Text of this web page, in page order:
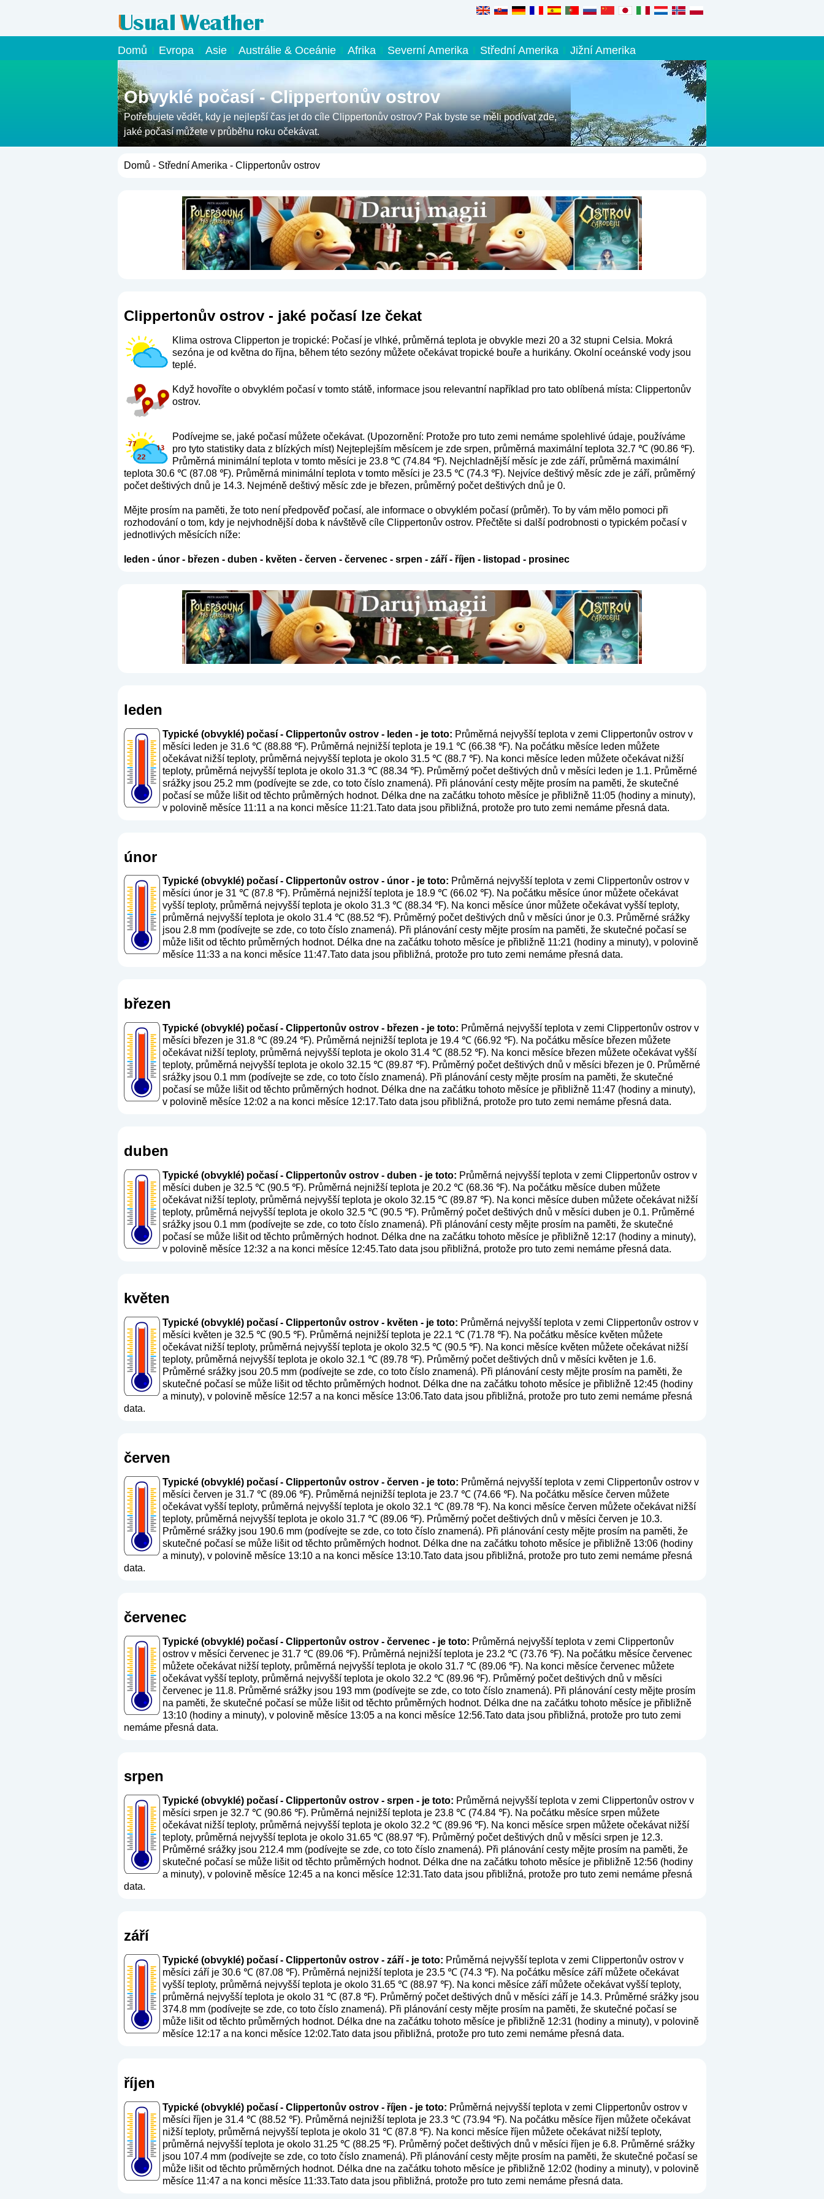
Domů Evropa Asie Austrálie & Oceánie Afrika Severní Amerika Střední Amerika Jižní Amerika
Obvyklé počasí - Clippertonův ostrov
Potřebujete vědět, kdy je nejlepší čas jet do cíle Clippertonův ostrov? Pak byste se měli podívat zde,
jaké počasí můžete v průběhu roku očekávat.
Domů - Střední Amerika - Clippertonův ostrov
Clippertonův ostrov - jaké počasí lze čekat
Klima ostrova Clipperton je tropické: Počasí je vlhké, průměrná teplota je obvykle mezi 20 a 32 stupni Celsia. Mokrá
sezóna je od května do října, během této sezóny můžete očekávat tropické bouře a hurikány. Okolní oceánské vody jsou
teplé.
Když hovoříte o obvyklém počasí v tomto státě, informace jsou relevantní například pro tato oblíbená místa: Clippertonův
ostrov.
Podívejme se, jaké počasí můžete očekávat. (Upozornění: Protože pro tuto zemi nemáme spolehlivé údaje, používáme
pro tyto statistiky data z blízkých míst) Nejteplejším měsícem je zde srpen, průměrná maximální teplota 32.7 ℃ (90.86 ℉).
Průměrná minimální teplota v tomto měsíci je 23.8 ℃ (74.84 ℉). Nejchladnější měsíc je zde září, průměrná maximální
teplota 30.6 ℃ (87.08 ℉). Průměrná minimální teplota v tomto měsíci je 23.5 ℃ (74.3 ℉). Nejvíce deštivý měsíc zde je září, průměrný
počet deštivých dnů je 14.3. Nejméně deštivý měsíc zde je březen, průměrný počet deštivých dnů je 0.
Mějte prosím na paměti, že toto není předpověď počasí, ale informace o obvyklém počasí (průměr). To by vám mělo pomoci při
rozhodování o tom, kdy je nejvhodnější doba k návštěvě cíle Clippertonův ostrov. Přečtěte si další podrobnosti o typickém počasí v
jednotlivých měsících níže:
leden - únor- březen - duben - květen - červen - červenec- srpen - září- říjen - listopad - prosinec
leden
Typické (obvyklé) počasí - Clippertonův ostrov - leden - je toto: Průměrná nejvyšší teplota v zemi Clippertonův ostrov v
měsíci leden je 31.6 ℃ (88.88 ℉). Průměrná nejnižší teplota je 19.1 ℃ (66.38 ℉). Na počátku měsíce leden můžete
očekávat nižší teploty, průměrná nejvyšší teplota je okolo 31.5 ℃ (88.7 ℉). Na konci měsíce leden můžete očekávat nižší
teploty, průměrná nejvyšší teplota je okolo 31.3 ℃ (88.34 ℉). Průměrný počet deštivých dnů v měsíci leden je 1.1. Průměrné
srážky jsou 25.2 mm (podívejte se zde, co toto číslo znamená). Při plánování cesty mějte prosím na paměti, že skutečné
počasí se může lišit od těchto průměrných hodnot. Délka dne na začátku tohoto měsíce je přibližně 11:05 (hodiny a minuty),
v polovině měsíce 11:11 a na konci měsíce 11:21.Tato data jsou přibližná, protože pro tuto zemi nemáme přesná data.
únor
Typické (obvyklé) počasí - Clippertonův ostrov - únor - je toto: Průměrná nejvyšší teplota v zemi Clippertonův ostrov v
měsíci únor je 31 ℃ (87.8 ℉). Průměrná nejnižší teplota je 18.9 ℃ (66.02 ℉). Na počátku měsíce únor můžete očekávat
vyšší teploty, průměrná nejvyšší teplota je okolo 31.3 ℃ (88.34 ℉). Na konci měsíce únor můžete očekávat vyšší teploty,
průměrná nejvyšší teplota je okolo 31.4 ℃ (88.52 ℉). Průměrný počet deštivých dnů v měsíci únor je 0.3. Průměrné srážky
jsou 2.8 mm (podívejte se zde, co toto číslo znamená). Při plánování cesty mějte prosím na paměti, že skutečné počasí se
může lišit od těchto průměrných hodnot. Délka dne na začátku tohoto měsíce je přibližně 11:21 (hodiny a minuty), v polovině
měsíce 11:33 a na konci měsíce 11:47.Tato data jsou přibližná, protože pro tuto zemi nemáme přesná data.
březen
Typické (obvyklé) počasí - Clippertonův ostrov - březen - je toto: Průměrná nejvyšší teplota v zemi Clippertonův ostrov v
měsíci březen je 31.8 ℃ (89.24 ℉). Průměrná nejnižší teplota je 19.4 ℃ (66.92 ℉). Na počátku měsíce březen můžete
očekávat nižší teploty, průměrná nejvyšší teplota je okolo 31.4 ℃ (88.52 ℉). Na konci měsíce březen můžete očekávat vyšší
teploty, průměrná nejvyšší teplota je okolo 32.15 ℃ (89.87 ℉). Průměrný počet deštivých dnů v měsíci březen je 0. Průměrné
srážky jsou 0.1 mm (podívejte se zde, co toto číslo znamená). Při plánování cesty mějte prosím na paměti, že skutečné
počasí se může lišit od těchto průměrných hodnot. Délka dne na začátku tohoto měsíce je přibližně 11:47 (hodiny a minuty),
v polovině měsíce 12:02 a na konci měsíce 12:17.Tato data jsou přibližná, protože pro tuto zemi nemáme přesná data.
duben
Typické (obvyklé) počasí - Clippertonův ostrov - duben - je toto: Průměrná nejvyšší teplota v zemi Clippertonův ostrov v
měsíci duben je 32.5 ℃ (90.5 ℉). Průměrná nejnižší teplota je 20.2 ℃ (68.36 ℉). Na počátku měsíce duben můžete
očekávat nižší teploty, průměrná nejvyšší teplota je okolo 32.15 ℃ (89.87 ℉). Na konci měsíce duben můžete očekávat nižší
teploty, průměrná nejvyšší teplota je okolo 32.5 ℃ (90.5 ℉). Průměrný počet deštivých dnů v měsíci duben je 0.1. Průměrné
srážky jsou 0.1 mm (podívejte se zde, co toto číslo znamená). Při plánování cesty mějte prosím na paměti, že skutečné
počasí se může lišit od těchto průměrných hodnot. Délka dne na začátku tohoto měsíce je přibližně 12:17 (hodiny a minuty),
v polovině měsíce 12:32 a na konci měsíce 12:45.Tato data jsou přibližná, protože pro tuto zemi nemáme přesná data.
květen
Typické (obvyklé) počasí - Clippertonův ostrov - květen - je toto: Průměrná nejvyšší teplota v zemi Clippertonův ostrov v
měsíci květen je 32.5 ℃ (90.5 ℉). Průměrná nejnižší teplota je 22.1 ℃ (71.78 ℉). Na počátku měsíce květen můžete
očekávat nižší teploty, průměrná nejvyšší teplota je okolo 32.5 ℃ (90.5 ℉). Na konci měsíce květen můžete očekávat nižší
teploty, průměrná nejvyšší teplota je okolo 32.1 ℃ (89.78 ℉). Průměrný počet deštivých dnů v měsíci květen je 1.6.
Průměrné srážky jsou 20.5 mm (podívejte se zde, co toto číslo znamená). Při plánování cesty mějte prosím na paměti, že
skutečné počasí se může lišit od těchto průměrných hodnot. Délka dne na začátku tohoto měsíce je přibližně 12:45 (hodiny
a minuty), v polovině měsíce 12:57 a na konci měsíce 13:06.Tato data jsou přibližná, protože pro tuto zemi nemáme přesná
data.
červen
Typické (obvyklé) počasí - Clippertonův ostrov - červen - je toto: Průměrná nejvyšší teplota v zemi Clippertonův ostrov v
měsíci červen je 31.7 ℃ (89.06 ℉). Průměrná nejnižší teplota je 23.7 ℃ (74.66 ℉). Na počátku měsíce červen můžete
očekávat vyšší teploty, průměrná nejvyšší teplota je okolo 32.1 ℃ (89.78 ℉). Na konci měsíce červen můžete očekávat nižší
teploty, průměrná nejvyšší teplota je okolo 31.7 ℃ (89.06 ℉). Průměrný počet deštivých dnů v měsíci červen je 10.3.
Průměrné srážky jsou 190.6 mm (podívejte se zde, co toto číslo znamená). Při plánování cesty mějte prosím na paměti, že
skutečné počasí se může lišit od těchto průměrných hodnot. Délka dne na začátku tohoto měsíce je přibližně 13:06 (hodiny
a minuty), v polovině měsíce 13:10 a na konci měsíce 13:10.Tato data jsou přibližná, protože pro tuto zemi nemáme přesná
data.
červenec
Typické (obvyklé) počasí - Clippertonův ostrov - červenec - je toto: Průměrná nejvyšší teplota v zemi Clippertonův
ostrov v měsíci červenec je 31.7 ℃ (89.06 ℉). Průměrná nejnižší teplota je 23.2 ℃ (73.76 ℉). Na počátku měsíce červenec
můžete očekávat nižší teploty, průměrná nejvyšší teplota je okolo 31.7 ℃ (89.06 ℉). Na konci měsíce červenec můžete
očekávat vyšší teploty, průměrná nejvyšší teplota je okolo 32.2 ℃ (89.96 ℉). Průměrný počet deštivých dnů v měsíci
červenec je 11.8. Průměrné srážky jsou 193 mm (podívejte se zde, co toto číslo znamená). Při plánování cesty mějte prosím
na paměti, že skutečné počasí se může lišit od těchto průměrných hodnot. Délka dne na začátku tohoto měsíce je přibližně
13:10 (hodiny a minuty), v polovině měsíce 13:05 a na konci měsíce 12:56.Tato data jsou přibližná, protože pro tuto zemi
nemáme přesná data.
srpen
Typické (obvyklé) počasí - Clippertonův ostrov - srpen - je toto: Průměrná nejvyšší teplota v zemi Clippertonův ostrov v
měsíci srpen je 32.7 ℃ (90.86 ℉). Průměrná nejnižší teplota je 23.8 ℃ (74.84 ℉). Na počátku měsíce srpen můžete
očekávat nižší teploty, průměrná nejvyšší teplota je okolo 32.2 ℃ (89.96 ℉). Na konci měsíce srpen můžete očekávat nižší
teploty, průměrná nejvyšší teplota je okolo 31.65 ℃ (88.97 ℉). Průměrný počet deštivých dnů v měsíci srpen je 12.3.
Průměrné srážky jsou 212.4 mm (podívejte se zde, co toto číslo znamená). Při plánování cesty mějte prosím na paměti, že
skutečné počasí se může lišit od těchto průměrných hodnot. Délka dne na začátku tohoto měsíce je přibližně 12:56 (hodiny
a minuty), v polovině měsíce 12:45 a na konci měsíce 12:31.Tato data jsou přibližná, protože pro tuto zemi nemáme přesná
data.
září
Typické (obvyklé) počasí - Clippertonův ostrov - září - je toto: Průměrná nejvyšší teplota v zemi Clippertonův ostrov v
měsíci září je 30.6 ℃ (87.08 ℉). Průměrná nejnižší teplota je 23.5 ℃ (74.3 ℉). Na počátku měsíce září můžete očekávat
vyšší teploty, průměrná nejvyšší teplota je okolo 31.65 ℃ (88.97 ℉). Na konci měsíce září můžete očekávat vyšší teploty,
průměrná nejvyšší teplota je okolo 31 ℃ (87.8 ℉). Průměrný počet deštivých dnů v měsíci září je 14.3. Průměrné srážky jsou
374.8 mm (podívejte se zde, co toto číslo znamená). Při plánování cesty mějte prosím na paměti, že skutečné počasí se
může lišit od těchto průměrných hodnot. Délka dne na začátku tohoto měsíce je přibližně 12:31 (hodiny a minuty), v polovině
měsíce 12:17 a na konci měsíce 12:02.Tato data jsou přibližná, protože pro tuto zemi nemáme přesná data.
říjen
Typické (obvyklé) počasí - Clippertonův ostrov - říjen - je toto: Průměrná nejvyšší teplota v zemi Clippertonův ostrov v
měsíci říjen je 31.4 ℃ (88.52 ℉). Průměrná nejnižší teplota je 23.3 ℃ (73.94 ℉). Na počátku měsíce říjen můžete očekávat
nižší teploty, průměrná nejvyšší teplota je okolo 31 ℃ (87.8 ℉). Na konci měsíce říjen můžete očekávat nižší teploty,
průměrná nejvyšší teplota je okolo 31.25 ℃ (88.25 ℉). Průměrný počet deštivých dnů v měsíci říjen je 6.8. Průměrné srážky
jsou 107.4 mm (podívejte se zde, co toto číslo znamená). Při plánování cesty mějte prosím na paměti, že skutečné počasí se
může lišit od těchto průměrných hodnot. Délka dne na začátku tohoto měsíce je přibližně 12:02 (hodiny a minuty), v polovině
měsíce 11:47 a na konci měsíce 11:33.Tato data jsou přibližná, protože pro tuto zemi nemáme přesná data.